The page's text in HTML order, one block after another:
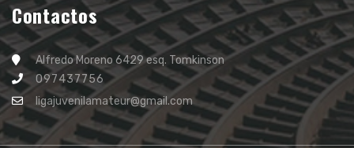
Contactos
Alfredo Moreno 6429 esq. Tomkinson
097437756
ligajuvenilamateur@gmail.com